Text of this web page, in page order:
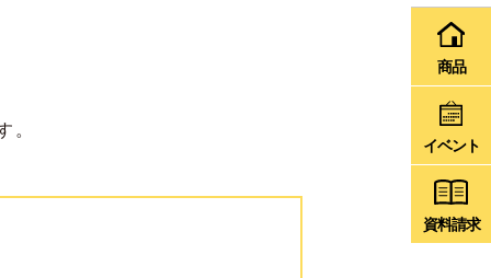
。
商品
イベント
資料請求